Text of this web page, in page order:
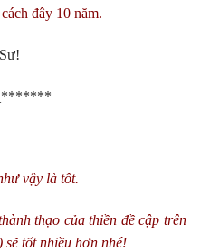
đây 10 năm.
vậy là tốt.
thạo của thiền đề cập trên
sẽ tốt nhiều hơn nhé!